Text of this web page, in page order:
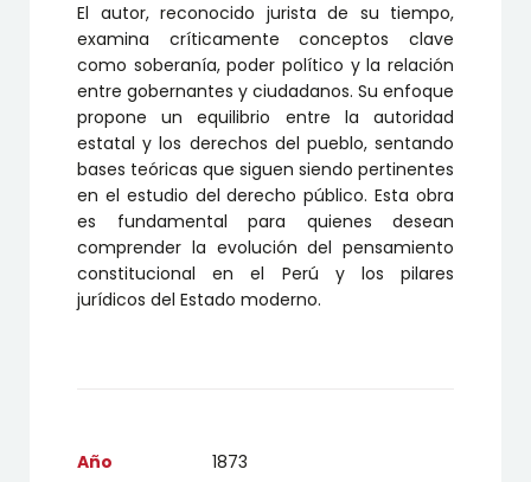
El autor, reconocido jurista de su tiempo,
examina críticamente conceptos clave
como soberanía, poder político y la relación
entre gobernantes y ciudadanos. Su enfoque
propone un equilibrio entre la autoridad
estatal y los derechos del pueblo, sentando
bases teóricas que siguen siendo pertinentes
en el estudio del derecho público. Esta obra
es fundamental para quienes desean
comprender la evolución del pensamiento
constitucional en el Perú y los pilares
jurídicos del Estado moderno.
Año 1873